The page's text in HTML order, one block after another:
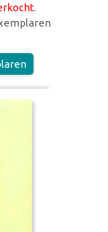
.